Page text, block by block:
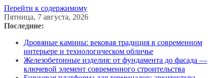
Перейти к содержимому
Пятница, 7 августа, 2026
Последние:
Дровяные камины: вековая традиция в современном
интерьере и технологическом обличье
Железобетонные изделия: от фундамента до фасада —
ключевой элемент современного строительства